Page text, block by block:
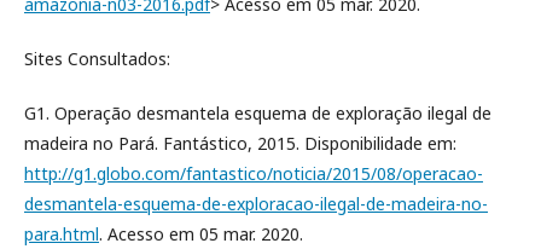
amazonia-n03-2016.pdf> Acesso em 05 mar. 2020.
Sites Consultados:
G1. Operação desmantela esquema de exploração ilegal de
madeira no Pará. Fantástico, 2015. Disponibilidade em:
http://g1.globo.com/fantastico/noticia/2015/08/operacao-
desmantela-esquema-de-exploracao-ilegal-de-madeira-no-
para.html. Acesso em 05 mar. 2020.